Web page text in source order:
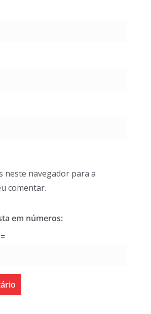
neste navegador para a
comentar.
em números: